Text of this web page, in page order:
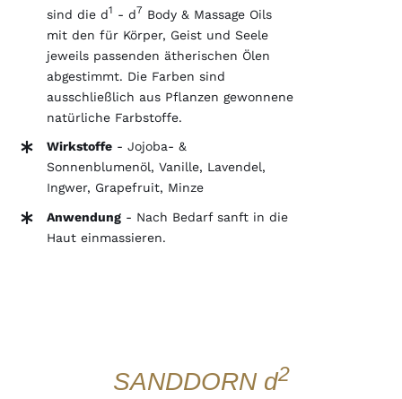
sind die d1 - d7 Body & Massage Oils
mit den für Körper, Geist und Seele
jeweils passenden ätherischen Ölen
abgestimmt. Die Farben sind
ausschließlich aus Pflanzen gewonnene
natürliche Farbstoffe.
Wirkstoffe -Jojoba- &
Sonnenblumenöl, Vanille, Lavendel,
Ingwer, Grapefruit, Minze
Anwendung - Nach Bedarf sanft in die
Haut einmassieren.
SANDDORN d2